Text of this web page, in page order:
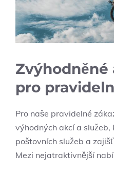
Zvýhodněné
pro
Pro naše pravidelné
výhodných akcí a
poštovních služeb a
Mezi nejatraktivnější